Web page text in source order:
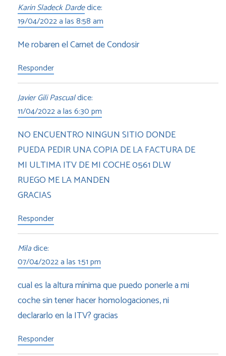
Karin Sladeck Dardedice:
19/04/2022 a las 8:58 am
Me robaren el Carnet de Condosir
Responder
Javier Gili Pascualdice:
11/04/2022 a las 6:30 pm
NO ENCUENTRO NINGUN SITIO DONDE
PUEDA PEDIR UNA COPIA DE LA FACTURA DE
MI ULTIMA ITV DE MI COCHE 0561 DLW
RUEGO ME LA MANDEN
GRACIAS
Responder
Miladice:
07/04/2022 a las 1:51 pm
cual es la altura mínima que puedo ponerle a mi
coche sin tener hacer homologaciones, ni
declararlo en la ITV? gracias
Responder